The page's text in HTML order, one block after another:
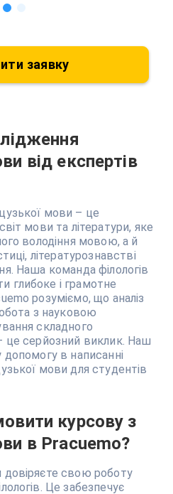
заявку
від експертів
мови – це
мови та літератури, яке
володіння мовою, а й
літературознавстві
Наша команда філологів
глибоке і грамотне
розуміємо, що аналіз
з науковою
складного
це серйозний виклик. Наш
допомогу в написанні
мови для студентів
курсову з
в Pracuemo?
свою роботу
Це забезпечує